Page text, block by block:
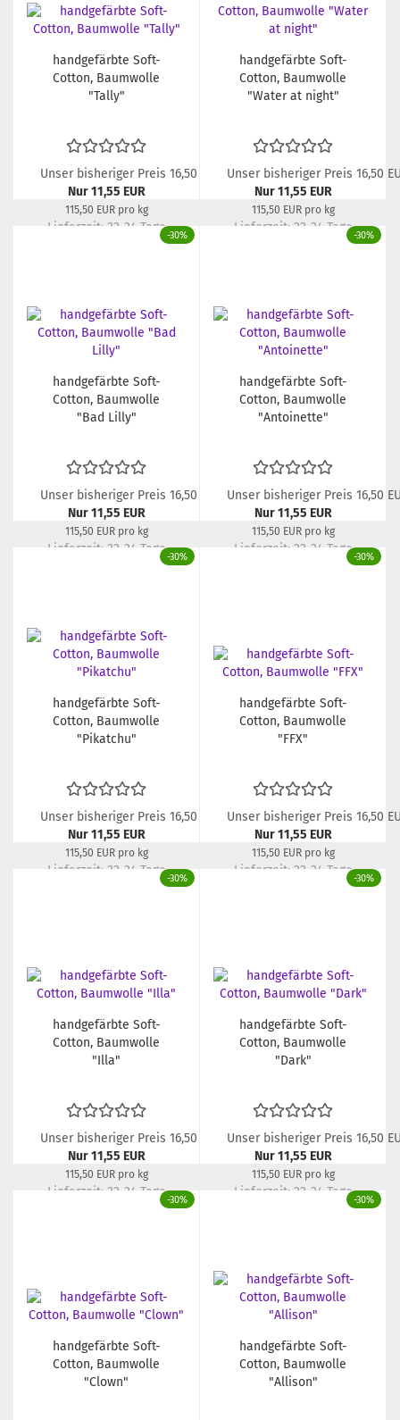
handgefärbte Soft-
Cotton, Baumwolle
"Tally"
Unser bisheriger Preis 16,50 EUR
Nur 11,55 EUR
115,50 EUR pro kg
Lieferzeit: 22-24 Tage
handgefärbte Soft-
Cotton, Baumwolle
"Water at night"
Unser bisheriger Preis 16,50
Nur 11,55 EUR
115,50 EUR pro kg
Lieferzeit: 22-24 Tage
-30%
handgefärbte Soft-
Cotton, Baumwolle
"Bad Lilly"
Unser bisheriger Preis 16,50 EUR
Nur 11,55 EUR
115,50 EUR pro kg
Lieferzeit: 22-24 Tage
-30%
handgefärbte Soft-
Cotton, Baumwolle
"Antoinette"
Unser bisheriger Preis 16,50
Nur 11,55 EUR
115,50 EUR pro kg
Lieferzeit: 22-24 Tage
-30%
handgefärbte Soft-
Cotton, Baumwolle
"Pikatchu"
Unser bisheriger Preis 16,50 EUR
Nur 11,55 EUR
115,50 EUR pro kg
Lieferzeit: 22-24 Tage
-30%
handgefärbte Soft-
Cotton, Baumwolle
"FFX"
Unser bisheriger Preis 16,50
Nur 11,55 EUR
115,50 EUR pro kg
Lieferzeit: 22-24 Tage
-30%
handgefärbte Soft-
Cotton, Baumwolle
"Illa"
Unser bisheriger Preis 16,50 EUR
Nur 11,55 EUR
115,50 EUR pro kg
Lieferzeit: 22-24 Tage
-30%
handgefärbte Soft-
Cotton, Baumwolle
"Dark"
Unser bisheriger Preis 16,50
Nur 11,55 EUR
115,50 EUR pro kg
Lieferzeit: 22-24 Tage
-30%
handgefärbte Soft-
Cotton, Baumwolle
"Clown"
-30%
handgefärbte Soft-
Cotton, Baumwolle
"Allison"